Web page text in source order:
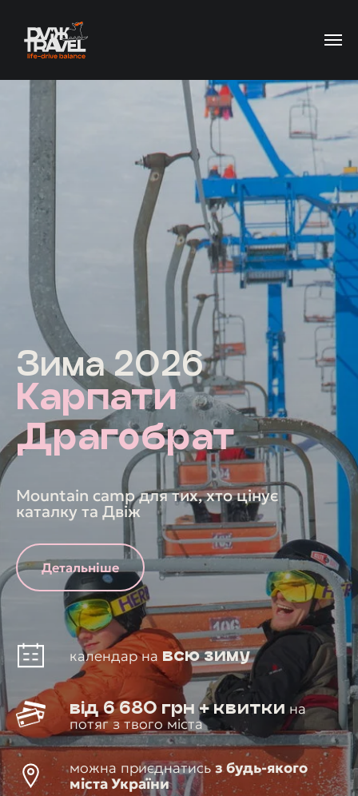
Зима 2026
Карпати
Драгобрат
Mountain camp для тих, хто цінує
каталку та Двіж
Детальніше
календар на всю зиму
від 6 680 грн + квитки на
потяг з твого міста
можна приєднатисьз будь-якого
міста України